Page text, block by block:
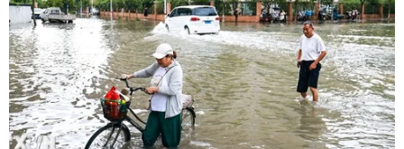
Nhật Bản, thúc đẩy hợp tác hướng tới
tương lai bền vững
09/07/2026 15:21
Xem thêm